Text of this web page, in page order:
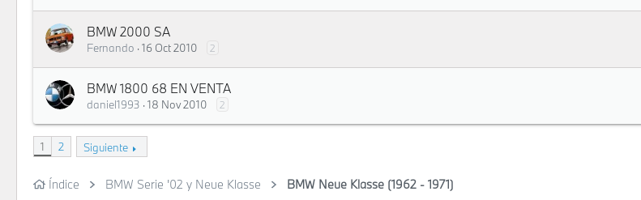
BMW 2000 SA
Fernando 16 Oct 2010 2
BMW 1800 68 EN VENTA
daniel1993 18 Nov 2010 2
1 2 Siguiente
Índice BMW Serie '02 y Neue Klasse BMW Neue Klasse (1962 - 1971)